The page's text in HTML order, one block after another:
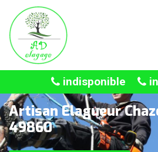
indisponible
Artisan Elagueur
49860